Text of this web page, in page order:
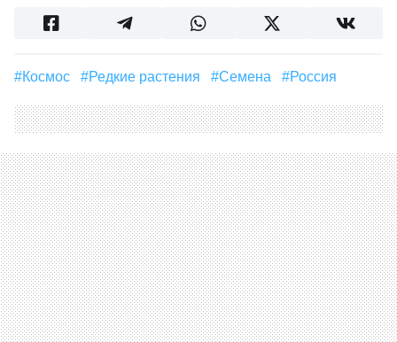
#космос #редкие растения #Семена #Россия